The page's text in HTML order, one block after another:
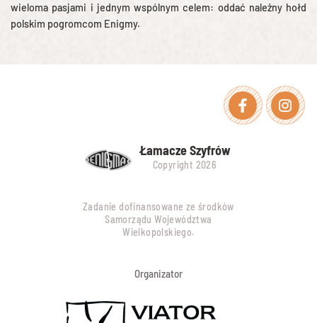
wieloma pasjami i jednym wspólnym celem: oddać należny hołd
polskim pogromcom Enigmy.
Facebook
Łamacze Szyfrów
Copyright 2026
Zadanie dofinansowane ze środków
Samorządu Województwa
Wielkopolskiego.
Organizator